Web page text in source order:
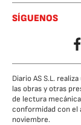
SÍGUENOS
Diario AS S.L.
las obras y otras
de lectura
conformidad con el
noviembre.